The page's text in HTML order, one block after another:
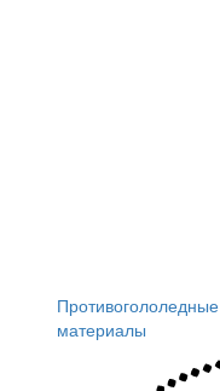
Противогололедные
материалы